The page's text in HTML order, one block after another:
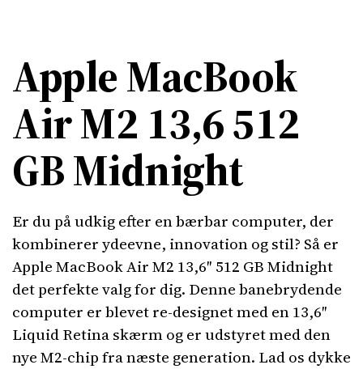
Apple MacBook
Air M2 13,6 512
GB Midnight
Er du på udkig efter en bærbar computer, der
kombinerer ydeevne, innovation og stil? Så er
Apple MacBook Air M2 13,6″ 512 GB Midnight
det perfekte valg for dig. Denne banebrydende
computer er blevet re-designet med en 13,6″
Liquid Retina skærm og er udstyret med den
nye M2-chip fra næste generation. Lad os dykke